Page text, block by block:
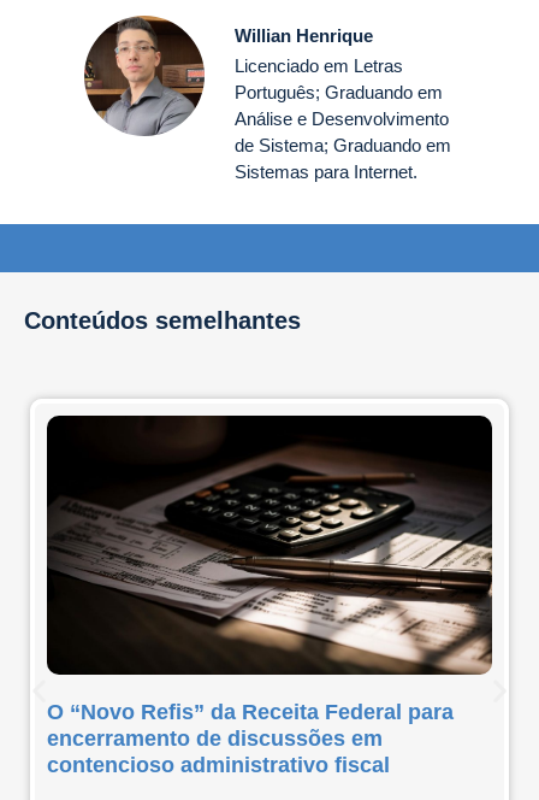
Willian Henrique
Licenciado em Letras
Português; Graduando em
Análise e Desenvolvimento
de Sistema; Graduando em
Sistemas para Internet.
Conteúdos semelhantes
O “Novo Refis” da Receita Federal para
encerramento de discussões em
contencioso administrativo fiscal